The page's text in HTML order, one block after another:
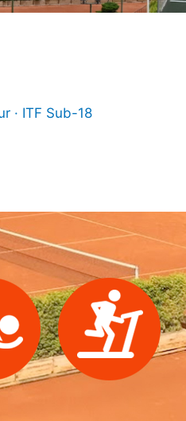
· ITF Sub-18